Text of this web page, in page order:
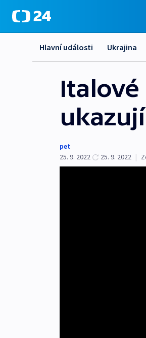
Hlavní události Ukrajina
pet
25. 9. 2022
25. 9. 2022 |